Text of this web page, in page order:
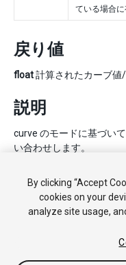
ている場合に
戻り値
float計算されたカーブ値
説明
curve のモードに基づい
い合わせします。
れます。
Copyright © 2018 Unity
チュートリアル
Answers
By clicking “Accept
cookies on your
analyze site usage,